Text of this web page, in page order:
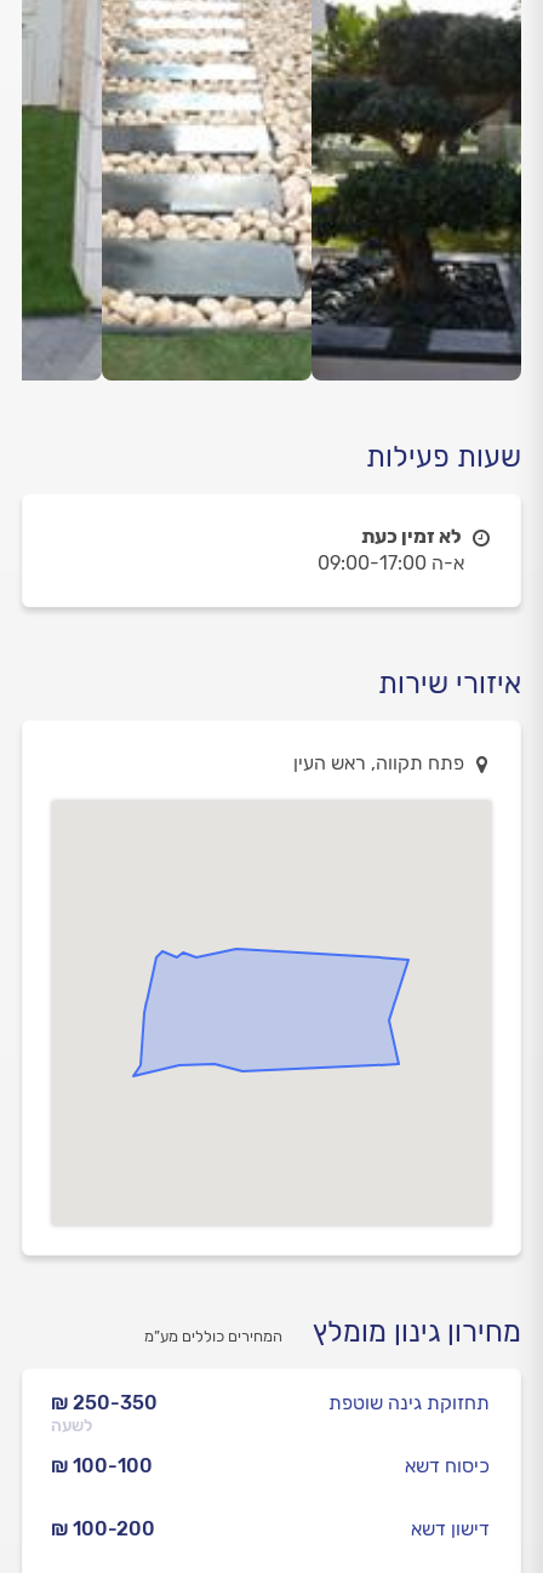
שעות פעילות
לא זמין כעת
א-ה 09:00-17:00
איזורי שירות
פתח תקווה, ראש העין
מחירון גינון מומלץ המחירים כוללים מע”מ
₪ 250-350
לשעה
תחזוקת גינה שוטפת
₪ 100-100 כיסוח דשא
₪ 100-200 דישון דשא